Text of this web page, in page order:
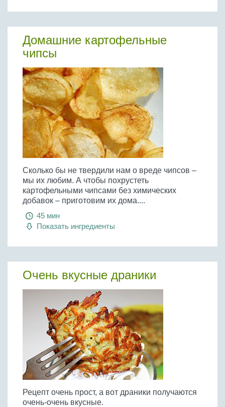
Домашние картофельные
чипсы
Сколько бы не твердили нам о вреде чипсов –
мы их любим. А чтобы похрустеть
картофельными чипсами без химических
добавок – приготовим их дома....
45 мин
Показать ингредиенты
Очень вкусные драники
Рецепт очень прост, а вот драники получаются
очень-очень вкусные.